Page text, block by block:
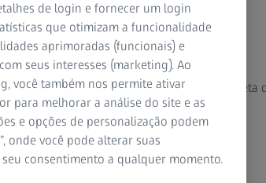
perto de você
que ofereça uma gama completa
de login e fornecer um login
que otimizam a funcionalidade
aprimoradas (funcionais) e
seus interesses (marketing). Ao
você também nos permite ativar
para melhorar a análise do site e as
e opções de personalização podem
onde você pode alterar suas
consentimento a qualquer momento.